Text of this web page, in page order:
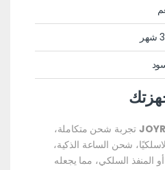
تجربة شحن متكاملة،
شحن الساعة الذكية،
المنفذ السلكي، مما يجعله